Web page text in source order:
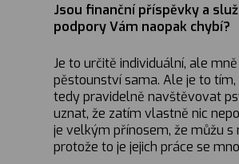
Jsou finanční příspěvky a
podpory Vám naopak chybí?
Je to určitě individuální, ale
pěstounství sama. Ale je to
tedy pravidelně navštěvovat
uznat, že zatím vlastně nic
je velkým přínosem, že můžu s
protože to je jejich práce se